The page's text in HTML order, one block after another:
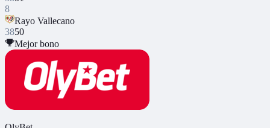
8
Rayo Vallecano
3850
Mejor bono